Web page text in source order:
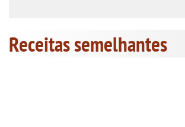
Receitas semelhantes